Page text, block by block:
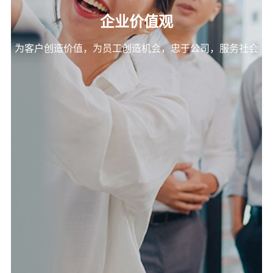
企业价值观
为客户创造价值，为员工创造机会，忠于公司，服务社会